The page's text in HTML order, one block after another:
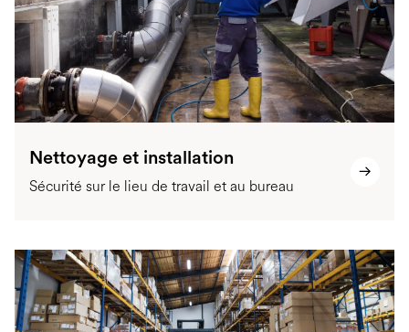
Nettoyage et installation
Sécurité sur le lieu de travail et au bureau